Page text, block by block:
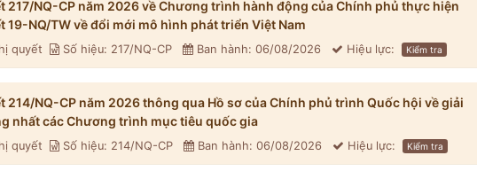
217/NQ-CP năm 2026 về Chương trình hành động của Chính phủ thực hiện
19-NQ/TW về đổi mới mô hình phát triển Việt Nam
quyết Số hiệu: 217/NQ-CP Ban hành: 06/08/2026 Hiệu lực: Kiểm tra
214/NQ-CP năm 2026 thông qua Hồ sơ của Chính phủ trình Quốc hội về giải
nhất các Chương trình mục tiêu quốc gia
quyết Số hiệu: 214/NQ-CP Ban hành: 06/08/2026 Hiệu lực: Kiểm tra